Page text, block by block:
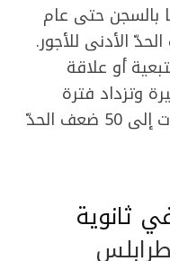
بالسجن حتى عام
الأدنى للأجور.
أو علاقة
وتزداد فترة
السجن إلى أربعة أعوام والغرامات إلى 50 ضعف الحدّ
ثانوية